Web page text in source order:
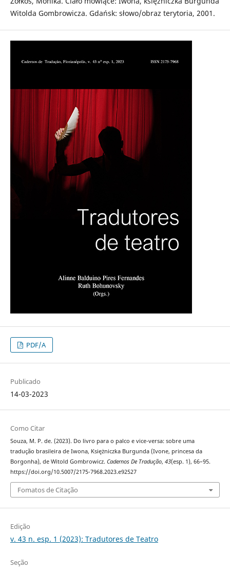
Witolda Gombrowicza. Gdańsk: słowo/obraz terytoria, 2001.
PDF/A
Publicado
14-03-2023
Como Citar
Souza, M. P. de. (2023). Do livro para o palco e vice-versa: sobre uma
tradução brasileira de Iwona, Księżniczka Burgunda (Ivone, princesa da
Borgonha), de Witold Gombrowicz. Cadernos De Tradução, 43(esp. 1), 66–95.
https://doi.org/10.5007/2175-7968.2023.e92527
Fomatos de Citação
Edição
v. 43 n. esp. 1 (2023): Tradutores de Teatro
Seção